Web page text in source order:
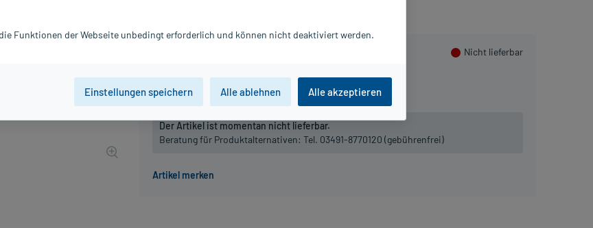
Nicht lieferbar
25 St 50 St 100 St
Der Artikel ist momentan nicht lieferbar.
Beratung für Produktalternativen: Tel. 03491-8770120 (gebührenfrei)
Funktionen der Webseite unbedingt erforderlich und können nicht deaktiviert werden.
Einstellungen speichern Alle ablehnen Alle akzeptieren